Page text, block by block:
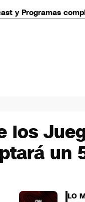
y Programas
los
un
LO